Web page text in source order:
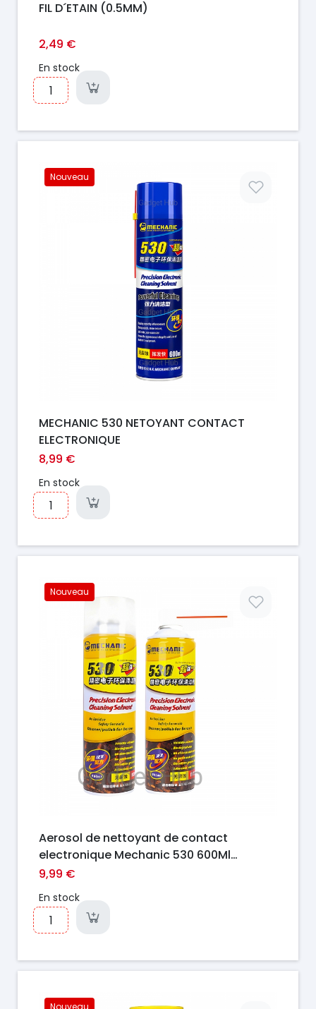
FIL D´ETAIN (0.5MM)
2,49 €
En stock
Nouveau
MECHANIC 530 NETOYANT CONTACT
ELECTRONIQUE
8,99 €
En stock
Nouveau
Aerosol de nettoyant de contact
electronique Mechanic 530 600Ml
volatisation Rapide
9,99 €
En stock
Nouveau